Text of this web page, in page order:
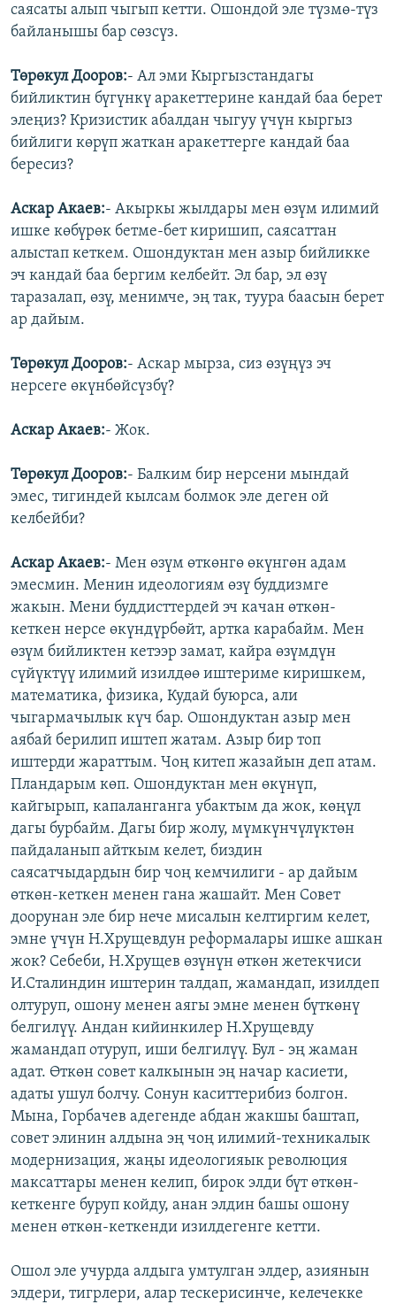
саясаты алып чыгып кетти. Ошондой эле түзмө-түз
байланышы бар сөзсүз.
Төрөкул Дооров:- Ал эми Кыргызстандагы
бийликтин бүгүнкү аракеттерине кандай баа берет
элеңиз? Кризистик абалдан чыгуу үчүн кыргыз
бийлиги көрүп жаткан аракеттерге кандай баа
бересиз?
Аскар Акаев:- Акыркы жылдары мен өзүм илимий
ишке көбүрөк бетме-бет киришип, саясаттан
алыстап кеткем. Ошондуктан мен азыр бийликке
эч кандай баа бергим келбейт. Эл бар, эл өзү
таразалап, өзү, менимче, эң так, туура баасын берет
ар дайым.
Төрөкул Дооров:- Аскар мырза, сиз өзүңүз эч
нерсеге өкүнбөйсүзбү?
Аскар Акаев:- Жок.
Төрөкул Дооров:- Балким бир нерсени мындай
эмес, тигиндей кылсам болмок эле деген ой
келбейби?
Аскар Акаев:- Мен өзүм өткөнгө өкүнгөн адам
эмесмин. Менин идеологиям өзү буддизмге
жакын. Мени буддисттердей эч качан өткөн-
кеткен нерсе өкүндүрбөйт, артка карабайм. Мен
өзүм бийликтен кетээр замат, кайра өзүмдүн
сүйүктүү илимий изилдөө иштериме киришкем,
математика, физика, Кудай буюрса, али
чыгармачылык күч бар. Ошондуктан азыр мен
аябай берилип иштеп жатам. Азыр бир топ
иштерди жараттым. Чоң китеп жазайын деп атам.
Пландарым көп. Ошондуктан мен өкүнүп,
кайгырып, капаланганга убактым да жок, көңүл
дагы бурбайм. Дагы бир жолу, мүмкүнчүлүктөн
пайдаланып айткым келет, биздин
саясатчыдардын бир чоң кемчилиги - ар дайым
өткөн-кеткен менен гана жашайт. Мен Совет
доорунан эле бир нече мисалын келтиргим келет,
эмне үчүн Н.Хрущевдун реформалары ишке ашкан
жок? Себеби, Н.Хрущев өзүнүн өткөн жетекчиси
И.Сталиндин иштерин талдап, жамандап, изилдеп
олтуруп, ошону менен аягы эмне менен бүткөнү
белгилүү. Андан кийинкилер Н.Хрущевду
жамандап отуруп, иши белгилүү. Бул - эң жаман
адат. Өткөн совет калкынын эң начар касиети,
адаты ушул болчу. Сонун каситтерибиз болгон.
Мына, Горбачев адегенде абдан жакшы баштап,
совет элинин алдына эң чоң илимий-техникалык
модернизация, жаңы идеологияык революция
максаттары менен келип, бирок элди бүт өткөн-
кеткенге буруп койду, анан элдин башы ошону
менен өткөн-кеткенди изилдегенге кетти.
Ошол эле учурда алдыга умтулган элдер, азиянын
элдери, тигрлери, алар тескерисинче, келечекке